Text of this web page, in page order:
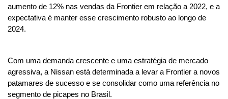
aumento de 12% nas vendas da Frontier em relação a 2022, e a
expectativa é manter esse crescimento robusto ao longo de
2024.
Com uma demanda crescente e uma estratégia de mercado
agressiva, a Nissan está determinada a levar a Frontier a novos
patamares de sucesso e se consolidar como uma referência no
segmento de picapes no Brasil.